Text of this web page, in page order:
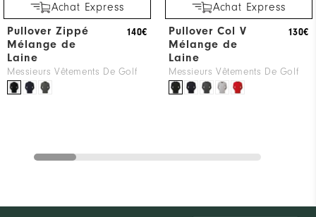
Achat Express
Pullover Zippé
Mélange de
Laine
Messieurs Vêtements De Golf
140€
Achat Express
Pullover Col V
Mélange de
Laine
Messieurs Vêtements De Golf
130€